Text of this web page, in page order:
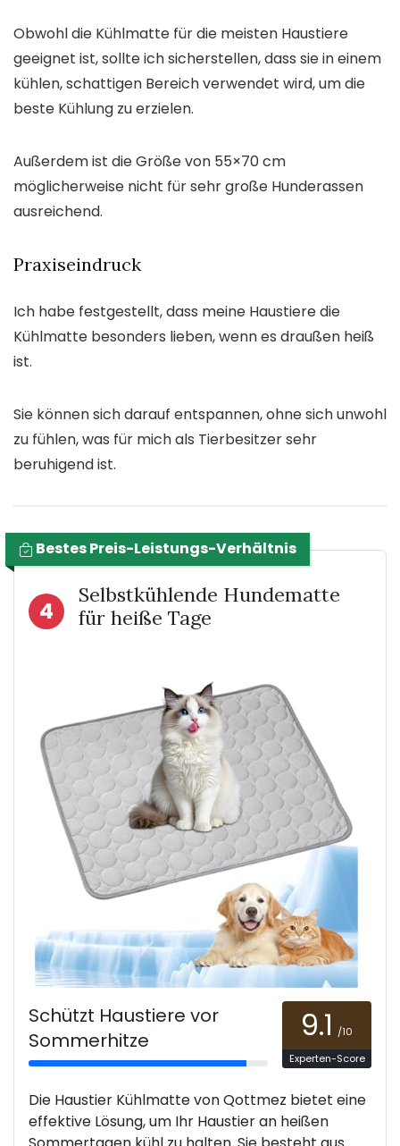
Obwohl die Kühlmatte für die meisten Haustiere
geeignet ist, sollte ich sicherstellen, dass sie in einem
kühlen, schattigen Bereich verwendet wird, um die
beste Kühlung zu erzielen.
Außerdem ist die Größe von 55×70 cm
möglicherweise nicht für sehr große Hunderassen
ausreichend.
Praxiseindruck
Ich habe festgestellt, dass meine Haustiere die
Kühlmatte besonders lieben, wenn es draußen heiß
ist.
Sie können sich darauf entspannen, ohne sich unwohl
zu fühlen, was für mich als Tierbesitzer sehr
beruhigend ist.
Bestes Preis-Leistungs-Verhältnis
4
Selbstkühlende Hundematte
für heiße Tage
Schützt Haustiere vor
Sommerhitze
9.1 /10
Experten-Score
Die Haustier Kühlmatte von Qottmez bietet eine
effektive Lösung, um Ihr Haustier an heißen